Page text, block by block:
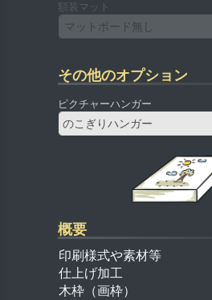
額装マット
マットボード無し
その他のオプション
ピクチャーハンガー
のこぎりハンガー
概要
印刷様式や素材等
仕上げ加工
木枠（画枠）